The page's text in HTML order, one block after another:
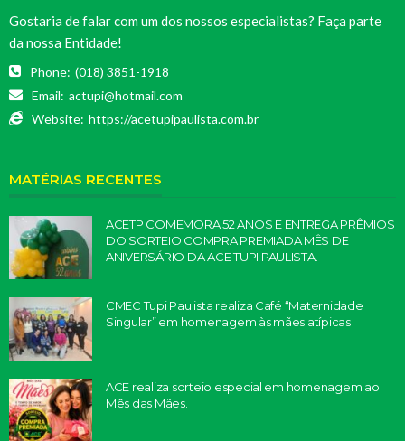
Gostaria de falar com um dos nossos especialistas? Faça parte
da nossa Entidade!
Phone: (018) 3851-1918
Email: actupi@hotmail.com
Website: https://acetupipaulista.com.br
MATÉRIAS RECENTES
ACETP COMEMORA 52 ANOS E ENTREGA PRÊMIOS
DO SORTEIO COMPRA PREMIADA MÊS DE
ANIVERSÁRIO DA ACE TUPI PAULISTA.
CMEC Tupi Paulista realiza Café “Maternidade
Singular” em homenagem às mães atípicas
ACE realiza sorteio especial em homenagem ao
Mês das Mães.